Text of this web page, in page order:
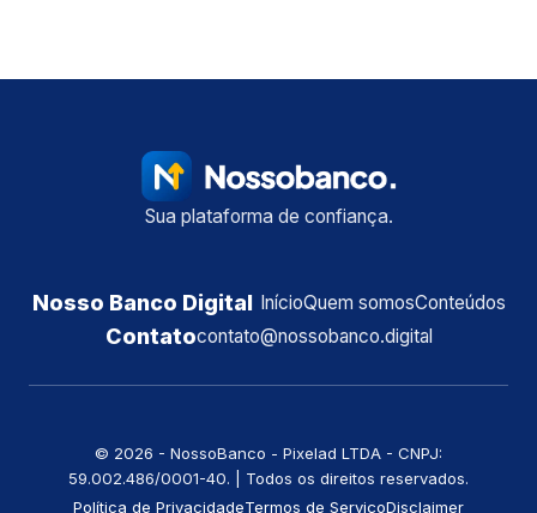
Sua plataforma de confiança.
Nosso Banco Digital InícioQuem somosConteúdos
Contatocontato@nossobanco.digital
©️ 2026 - NossoBanco - Pixelad LTDA - CNPJ:
59.002.486/0001-40. | Todos os direitos reservados.
Política de PrivacidadeTermos de ServiçoDisclaimer